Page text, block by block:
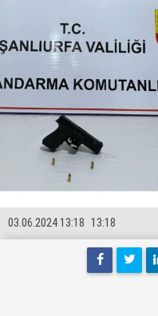
13:18
03.06.2024 13:18